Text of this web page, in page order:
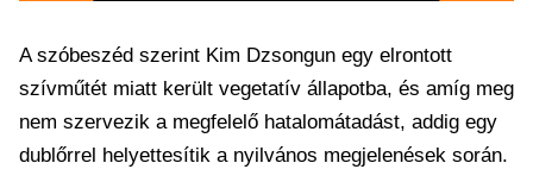
A szóbeszéd szerint Kim Dzsongun egy elrontott
szívműtét miatt került vegetatív állapotba, és amíg meg
nem szervezik a megfelelő hatalomátadást, addig egy
dublőrrel helyettesítik a nyilvános megjelenések során.